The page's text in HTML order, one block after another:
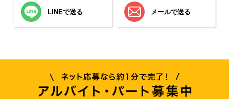
LINEで送る メールで送る